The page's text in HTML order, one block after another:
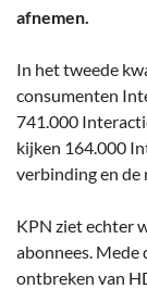
afnemen.
In het tweede
consumenten
741.000
kijken 164.000
verbinding en de
KPN ziet echter
abonnees. Mede
ontbreken van